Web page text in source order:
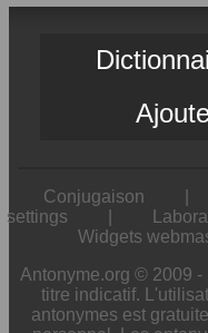
Conjugaison
settings
Widgets
Antonyme.org © 2009
titre indicatif.
antonymes est